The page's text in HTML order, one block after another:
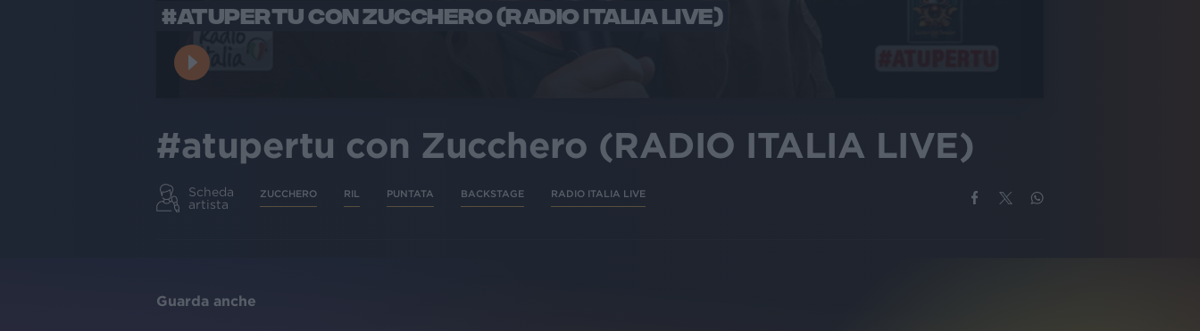
#ATUPERTU CON ZUCCHERO (RADIO ITALIA LIVE)
#atupertu con Zucchero (RADIO ITALIA LIVE)
Scheda
artista
ZUCCHERO RIL PUNTATA BACKSTAGE RADIO ITALIA LIVE
Guarda anche